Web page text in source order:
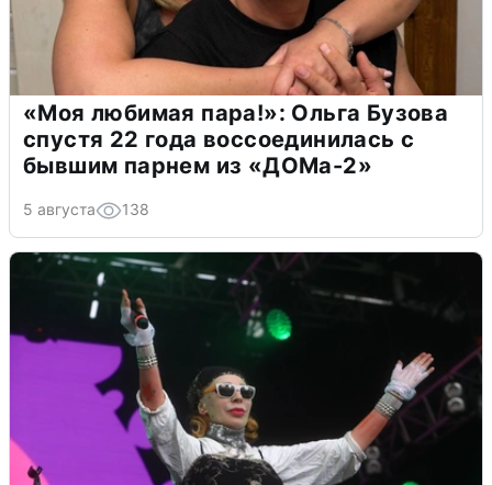
«Моя любимая пара!»: Ольга Бузова
спустя 22 года воссоединилась с
бывшим парнем из «ДОМа-2»
5 августа 138